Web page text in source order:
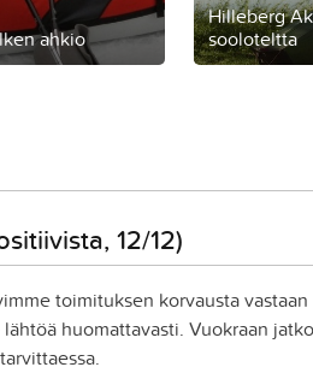
ahkio
Hilleberg
sooloteltta
12/12)
toimituksen korvausta vastaan
huomattavasti. Vuokraan